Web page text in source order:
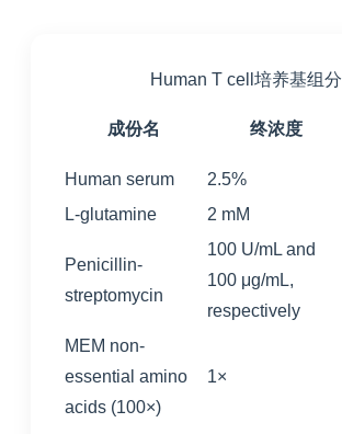
Human T cell培养基组分
成份名 终浓度
Human serum
2.5%
L-glutamine
2 mM
Penicillin-
streptomycin
100 U/mL and
100 μg/mL,
respectively
MEM non-
essential amino
acids (100×)
1×